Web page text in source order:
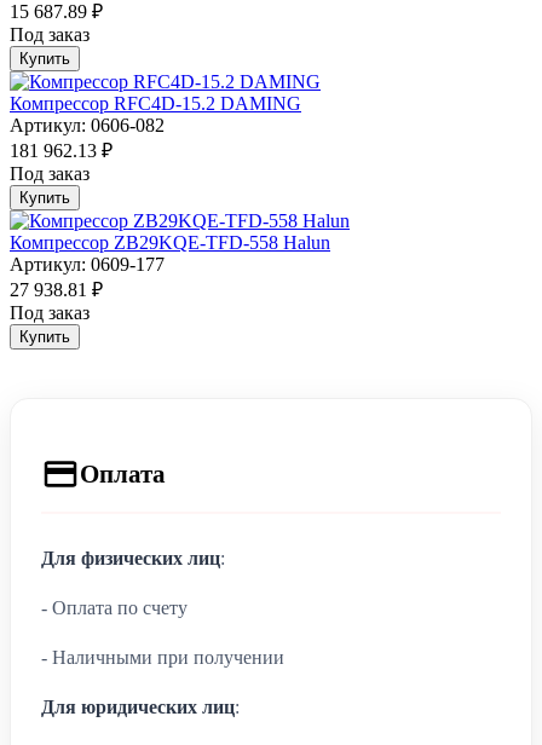
15 687.89 ₽
Под заказ
Купить
Компрессор RFC4D-15.2 DAMING
Артикул: 0606-082
181 962.13 ₽
Под заказ
Купить
Компрессор ZB29KQE-TFD-558 Halun
Артикул: 0609-177
27 938.81 ₽
Под заказ
Купить
Оплата
Для физических лиц:
- Оплата по счету
- Наличными при получении
Для юридических лиц: